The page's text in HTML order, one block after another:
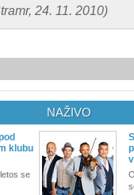
24. 11. 2010)
klubu
se
NAŽIVO